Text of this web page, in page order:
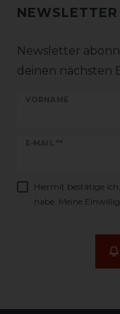
Newsletter
deinen nächsten
VORNAME
E-MAIL **
Newsletter
Hiermit bestätige
habe. Meine